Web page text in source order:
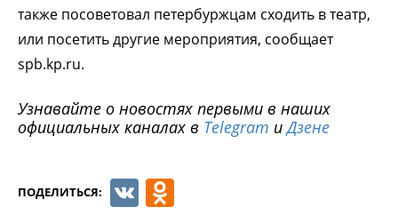
также посоветовал петербуржцам сходить в театр,
или посетить другие мероприятия, сообщает
spb.kp.ru.
Узнавайте о новостях первыми в наших
официальных каналах в Telegram иДзене
ПОДЕЛИТЬСЯ: VK